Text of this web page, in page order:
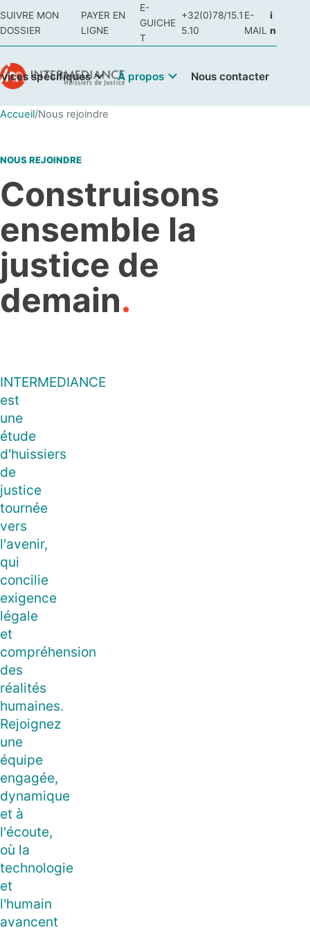
SUIVRE MON
DOSSIER
PAYER EN
LIGNE
E-
GUICHE
T
+32(0)78/15.1
5.10
E-
MAIL
i
n
spécifiques À propos Nous contacter
Accueil/Nous rejoindre
NOUS REJOINDRE
Construisons
ensemble la
justice de
demain.
INTERMEDIANCE
est
une
étude
d'huissiers
de
justice
tournée
vers
l'avenir,
qui
concilie
exigence
légale
et
compréhension
des
réalités
humaines.
Rejoignez
une
équipe
engagée,
dynamique
et à
l'écoute,
où la
technologie
et
l'humain
avancent